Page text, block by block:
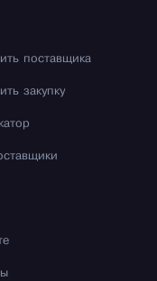
поставщика
закупку